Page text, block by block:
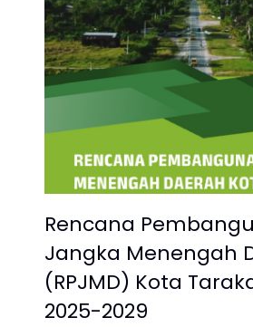
Rencana
Jangka Menengah
(RPJMD) Kota
2025-2029